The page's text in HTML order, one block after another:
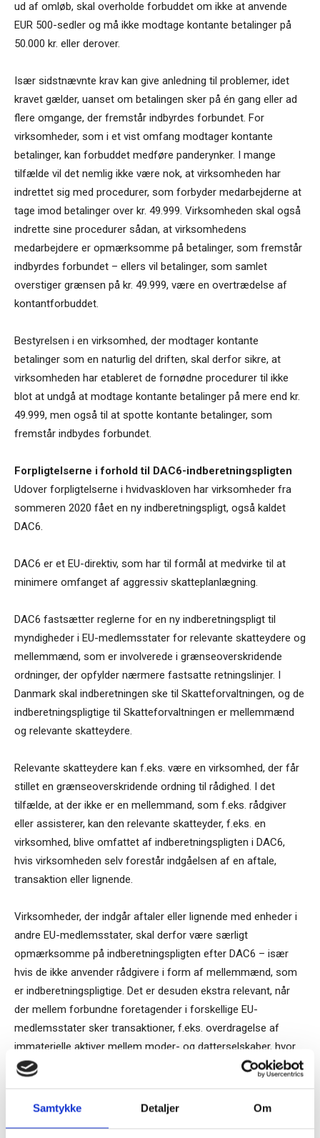
Samtykke Detaljer Om
ud af omløb, skal overholde forbuddet om ikke at anvende
EUR 500-sedler og må ikke modtage kontante betalinger på
50.000 kr. eller derover.
Især sidstnævnte krav kan give anledning til problemer, idet
kravet gælder, uanset om betalingen sker på én gang eller ad
flere omgange, der fremstår indbyrdes forbundet. For
virksomheder, som i et vist omfang modtager kontante
betalinger, kan forbuddet medføre panderynker. I mange
tilfælde vil det nemlig ikke være nok, at virksomheden har
indrettet sig med procedurer, som forbyder medarbejderne at
tage imod betalinger over kr. 49.999. Virksomheden skal også
indrette sine procedurer sådan, at virksomhedens
medarbejdere er opmærksomme på betalinger, som fremstår
indbyrdes forbundet – ellers vil betalinger, som samlet
overstiger grænsen på kr. 49.999, være en overtrædelse af
kontantforbuddet.
Bestyrelsen i en virksomhed, der modtager kontante
betalinger som en naturlig del driften, skal derfor sikre, at
virksomheden har etableret de fornødne procedurer til ikke
blot at undgå at modtage kontante betalinger på mere end kr.
49.999, men også til at spotte kontante betalinger, som
fremstår indbydes forbundet.
Forpligtelserne i forhold til DAC6-indberetningspligten
Udover forpligtelserne i hvidvaskloven har virksomheder fra
sommeren 2020 fået en ny indberetningspligt, også kaldet
DAC6.
DAC6 er et EU-direktiv, som har til formål at medvirke til at
minimere omfanget af aggressiv skatteplanlægning.
DAC6 fastsætter reglerne for en ny indberetningspligt til
myndigheder i EU-medlemsstater for relevante skatteydere og
mellemmænd, som er involverede i grænseoverskridende
ordninger, der opfylder nærmere fastsatte retningslinjer. I
Danmark skal indberetningen ske til Skatteforvaltningen, og de
indberetningspligtige til Skatteforvaltningen er mellemmænd
og relevante skatteydere.
Relevante skatteydere kan f.eks. være en virksomhed, der får
stillet en grænseoverskridende ordning til rådighed. I det
tilfælde, at der ikke er en mellemmand, som f.eks. rådgiver
eller assisterer, kan den relevante skatteyder, f.eks. en
virksomhed, blive omfattet af indberetningspligten i DAC6,
hvis virksomheden selv forestår indgåelsen af en aftale,
transaktion eller lignende.
Virksomheder, der indgår aftaler eller lignende med enheder i
andre EU-medlemsstater, skal derfor være særligt
opmærksomme på indberetningspligten efter DAC6 – især
hvis de ikke anvender rådgivere i form af mellemmænd, som
er indberetningspligtige. Det er desuden ekstra relevant, når
der mellem forbundne foretagender i forskellige EU-
medlemsstater sker transaktioner, f.eks. overdragelse af
immaterielle aktiver mellem moder- og datterselskaber, hvor
der ikke er inddraget mellemmænd.
Manglende indberetning til Skatteforvaltningen af en